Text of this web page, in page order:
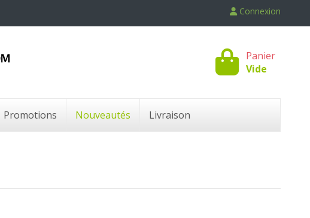
Connexion
Panier
Vide
Promotions Nouveautés Livraison